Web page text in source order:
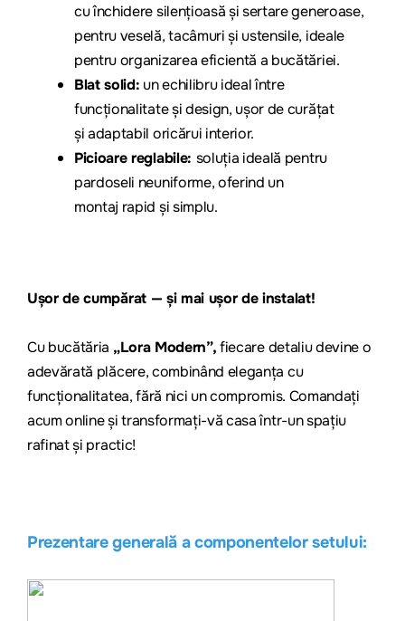
cu închidere silențioasă și sertare generoase,
pentru veselă, tacâmuri și ustensile, ideale
pentru organizarea eficientă a bucătăriei.
Blat solid: un echilibru ideal între
funcționalitate și design, ușor de curățat
și adaptabil oricărui interior.
Picioare reglabile: soluția ideală pentru
pardoseli neuniforme, oferind un
montaj rapid și simplu.
Ușor de cumpărat — și mai ușor de instalat!
Cu bucătăria „Lora Modern”,fiecare detaliu devine o
adevărată plăcere, combinând eleganța cu
funcționalitatea, fără nici un compromis. Comandați
acum online și transformați-vă casa într-un spațiu
rafinat și practic!
Prezentare generală a componentelor setului: